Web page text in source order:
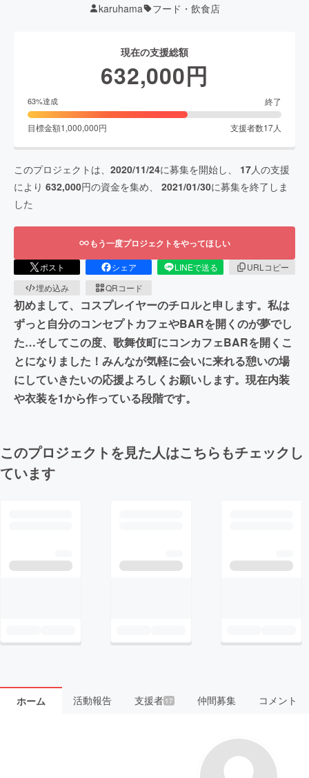
karuhama フード・飲食店
現在の支援総額
632,000円
63%達成 終了
目標金額1,000,000円 支援者数17人
このプロジェクトは、 2020/11/24に募集を開始し、 17人の支援
により 632,000円の資金を集め、 2021/01/30に募集を終了しま
した
もう一度プロジェクトをやってほしい
ポスト シェア LINEで送る
URLコピー
埋め込み
QRコード
初めまして、コスプレイヤーのチロルと申します。私は
ずっと自分のコンセプトカフェやBARを開くのが夢でし
た…そしてこの度、歌舞伎町にコンカフェBARを開くこ
とになりました！みんなが気軽に会いに来れる憩いの場
にしていきたいの応援よろしくお願いします。現在内装
や衣装を1から作っている段階です。
このプロジェクトを見た人はこちらもチェックし
ています
ホーム 活動報告 支援者 17 仲間募集 コメント